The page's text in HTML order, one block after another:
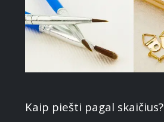
Kaip piešti pagal skaičius?